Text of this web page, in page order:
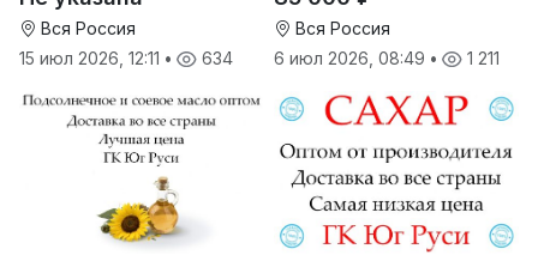
корма
Вся Россия
15 июл 2026, 12:11 • 634
Вся Россия
6 июл 2026, 08:49 • 1 211